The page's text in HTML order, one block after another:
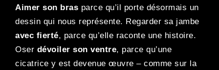
Aimer son bras parce qu’il porte désormais un
dessin qui nous représente. Regarder sa jambe
avec fierté, parce qu’elle raconte une histoire.
Oser dévoiler son ventre, parce qu’une
cicatrice y est devenue œuvre – comme sur la